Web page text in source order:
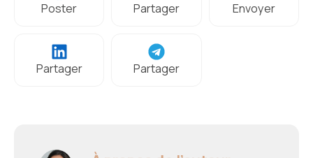
Poster Partager Envoyer
Partager Partager